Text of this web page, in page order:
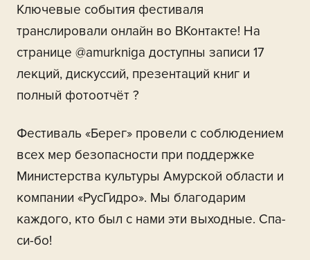
Ключевые события фестиваля
транслировали онлайн во ВКонтакте! На
странице @amurkniga доступны записи 17
лекций, дискуссий, презентаций книг и
полный фотоотчёт ?
Фестиваль «Берег» провели с соблюдением
всех мер безопасности при поддержке
Министерства культуры Амурской области и
компании «РусГидро». Мы благодарим
каждого, кто был с нами эти выходные. Спа-
си-бо!